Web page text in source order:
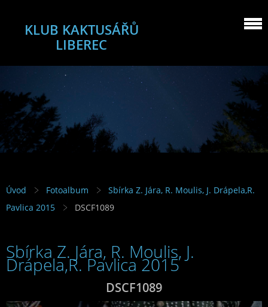
KLUB KAKTUSÁŘŮ
LIBEREC
Úvod Fotoalbum
Sbírka Z. Jára, R. Moulis, J. Drápela,R.
Pavlica 2015
DSCF1089
Sbírka Z. Jára, R. Moulis, J.
Drápela,R. Pavlica 2015
DSCF1089